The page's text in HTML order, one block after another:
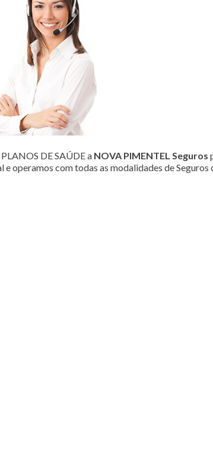
DE SAÚDE a NOVA PIMENTEL Seguros
operamos com todas as modalidades de Seguros